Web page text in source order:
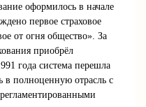
оформилось в начале
первое страховое
от огня общество». За
приобрёл
года система перешла
в полноценную отрасль с